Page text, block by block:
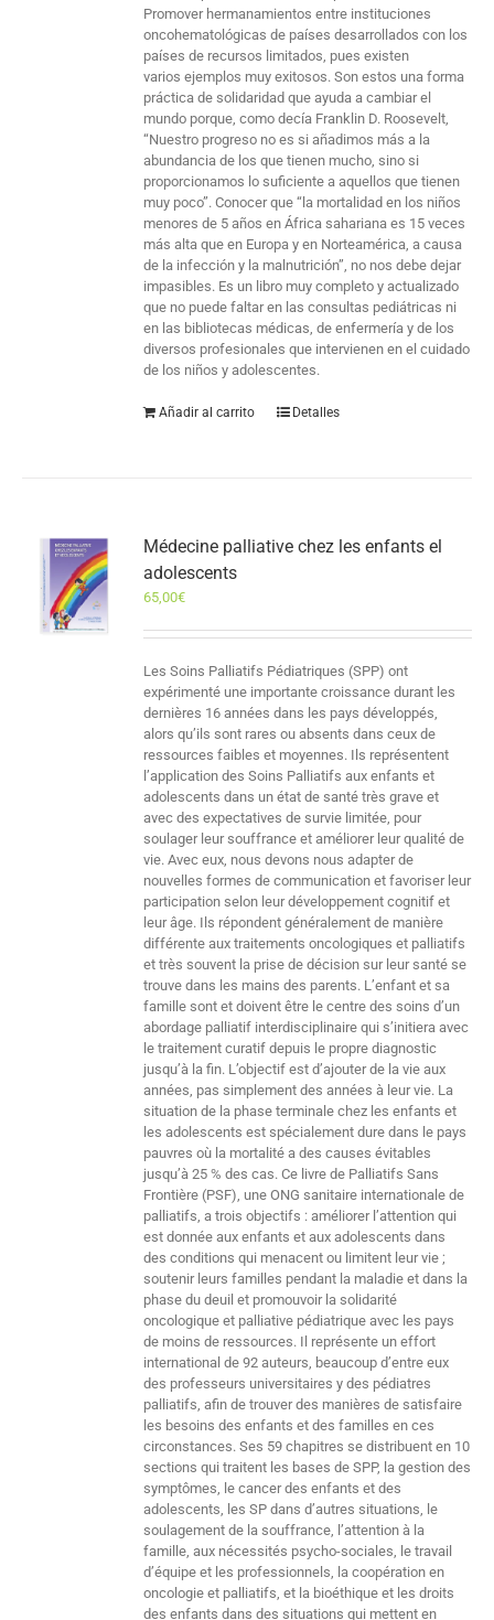
Promover hermanamientos entre instituciones
oncohematológicas de países desarrollados con los
países de recursos limitados, pues existen
varios ejemplos muy exitosos. Son estos una forma
práctica de solidaridad que ayuda a cambiar el
mundo porque, como decía Franklin D. Roosevelt,
“Nuestro progreso no es si añadimos más a la
abundancia de los que tienen mucho, sino si
proporcionamos lo suficiente a aquellos que tienen
muy poco”. Conocer que “la mortalidad en los niños
menores de 5 años en África sahariana es 15 veces
más alta que en Europa y en Norteamérica, a causa
de la infección y la malnutrición”, no nos debe dejar
impasibles. Es un libro muy completo y actualizado
que no puede faltar en las consultas pediátricas ni
en las bibliotecas médicas, de enfermería y de los
diversos profesionales que intervienen en el cuidado
de los niños y adolescentes.
Añadir al carrito Detalles
Médecine palliative chez les enfants el
adolescents
65,00€
Les Soins Palliatifs Pédiatriques (SPP) ont
expérimenté une importante croissance durant les
dernières 16 années dans les pays développés,
alors qu’ils sont rares ou absents dans ceux de
ressources faibles et moyennes. Ils représentent
l’application des Soins Palliatifs aux enfants et
adolescents dans un état de santé très grave et
avec des expectatives de survie limitée, pour
soulager leur souffrance et améliorer leur qualité de
vie. Avec eux, nous devons nous adapter de
nouvelles formes de communication et favoriser leur
participation selon leur développement cognitif et
leur âge. Ils répondent généralement de manière
différente aux traitements oncologiques et palliatifs
et très souvent la prise de décision sur leur santé se
trouve dans les mains des parents. L’enfant et sa
famille sont et doivent être le centre des soins d’un
abordage palliatif interdisciplinaire qui s’initiera avec
le traitement curatif depuis le propre diagnostic
jusqu’à la fin. L’objectif est d’ajouter de la vie aux
années, pas simplement des années à leur vie. La
situation de la phase terminale chez les enfants et
les adolescents est spécialement dure dans le pays
pauvres où la mortalité a des causes évitables
jusqu’à 25 % des cas. Ce livre de Palliatifs Sans
Frontière (PSF), une ONG sanitaire internationale de
palliatifs, a trois objectifs : améliorer l’attention qui
est donnée aux enfants et aux adolescents dans
des conditions qui menacent ou limitent leur vie ;
soutenir leurs familles pendant la maladie et dans la
phase du deuil et promouvoir la solidarité
oncologique et palliative pédiatrique avec les pays
de moins de ressources. Il représente un effort
international de 92 auteurs, beaucoup d’entre eux
des professeurs universitaires y des pédiatres
palliatifs, afin de trouver des manières de satisfaire
les besoins des enfants et des familles en ces
circonstances. Ses 59 chapitres se distribuent en 10
sections qui traitent les bases de SPP, la gestion des
symptômes, le cancer des enfants et des
adolescents, les SP dans d’autres situations, le
soulagement de la souffrance, l’attention à la
famille, aux nécessités psycho-sociales, le travail
d’équipe et les professionnels, la coopération en
oncologie et palliatifs, et la bioéthique et les droits
des enfants dans des situations qui mettent en